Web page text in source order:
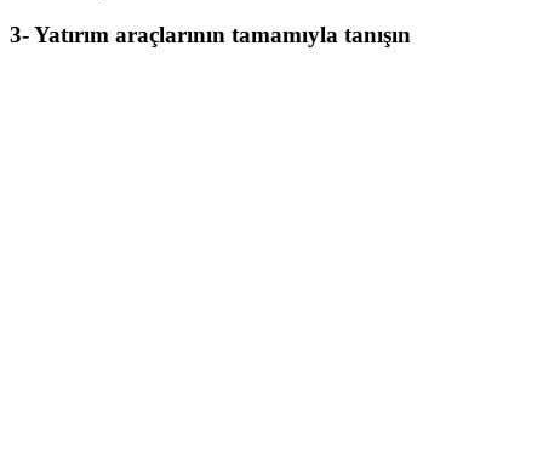
3- Yatırım araçlarının tamamıyla tanışın